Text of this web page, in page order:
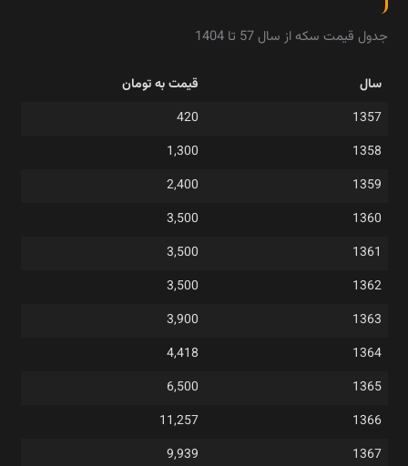
جدول قیمت سکه از سال 57 تا 1404
سال
قیمت به تومان
1357
420
1358
1,300
1359
2,400
1360
3,500
1361
3,500
1362
3,500
1363
3,900
1364
4,418
1365
6,500
1366
11,257
1367
9,939